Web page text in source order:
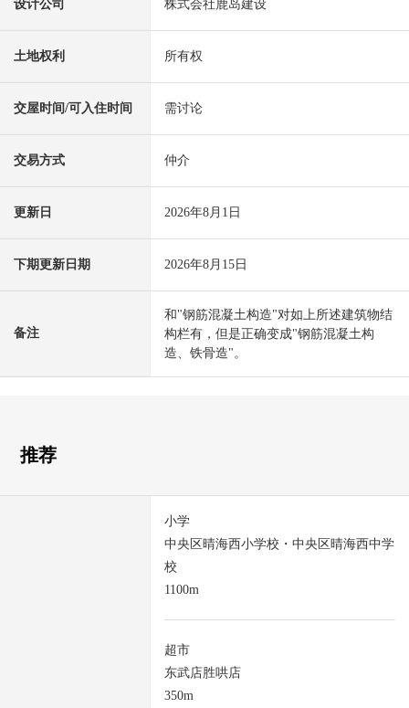
设计公司 株式会社鹿岛建设
土地权利 所有权
交屋时间/可入住时间 需讨论
交易方式 仲介
更新日 2026年8月1日
下期更新日期 2026年8月15日
备注
和"钢筋混凝土构造"对如上所述建筑物结
构栏有，但是正确变成"钢筋混凝土构
造、铁骨造"。
推荐
小学
中央区晴海西小学校・中央区晴海西中学
校
1100m
超市
东武店胜哄店
350m